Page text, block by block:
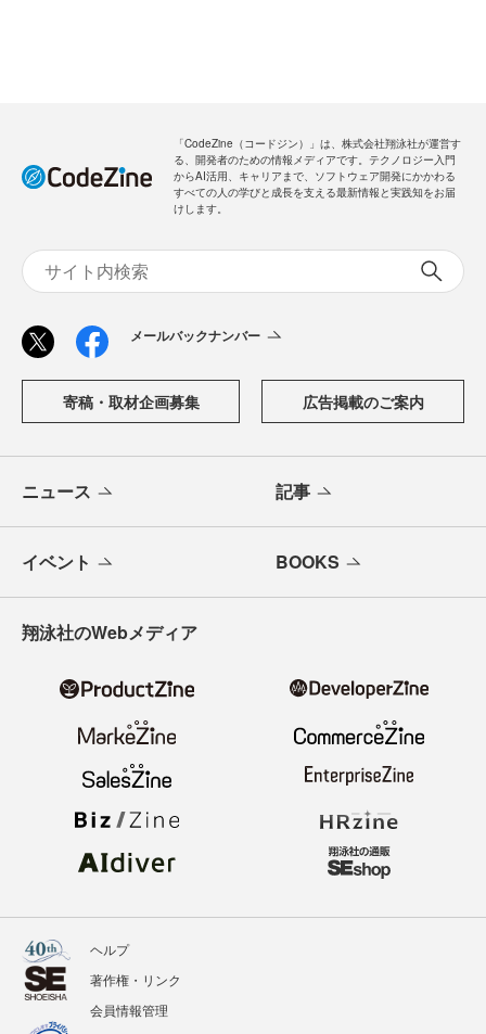
「CodeZine（コードジン）」は、株式会社翔泳社が運営す
る、開発者のための情報メディアです。テクノロジー入門
からAI活用、キャリアまで、ソフトウェア開発にかかわる
すべての人の学びと成長を支える最新情報と実践知をお届
けします。
メールバックナンバー
寄稿・取材企画募集 広告掲載のご案内
ニュース 記事
イベント BOOKS
翔泳社のWebメディア
ヘルプ
著作権・リンク
会員情報管理